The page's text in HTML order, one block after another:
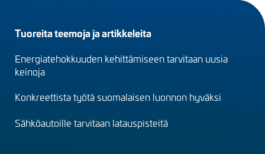
Footer
menu
(fi)
Tuoreita teemoja ja artikkeleita
Energiatehokkuuden kehittämiseen tarvitaan uusia
keinoja
Konkreettista työtä suomalaisen luonnon hyväksi
Sähköautoille tarvitaan latauspisteitä